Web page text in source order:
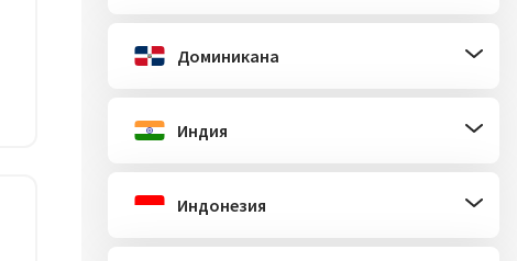
Доминикана
Индия
Индонезия